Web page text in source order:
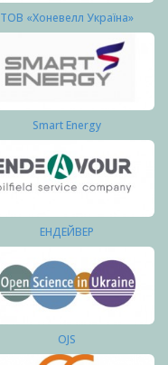
ТОВ «Хоневелл Україна»
Smart Energy
ЕНДЕЙВЕР
OJS